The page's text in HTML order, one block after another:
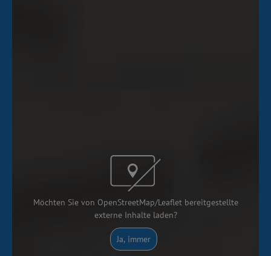
Möchten Sie von OpenStreetMap/Leaflet bereitgestellte
externe Inhalte laden?
Ja, immer